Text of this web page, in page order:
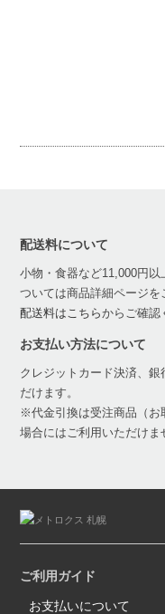
配送料について
小物・食器など11,000円
ついては商品詳細ページを
配送料はこちらからご確認
お支払い方法について
クレジットカード決済、
だけます。
※代金引換は受注商品（お
場合にはご利用いただけま
ご利用ガイド
お支払いについて